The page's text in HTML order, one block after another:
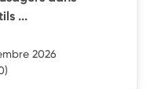
...
2026